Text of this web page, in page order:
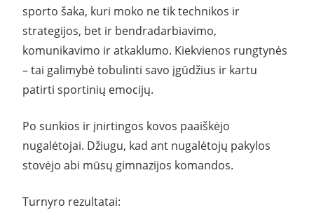
sporto šaka, kuri moko ne tik technikos ir
strategijos, bet ir bendradarbiavimo,
komunikavimo ir atkaklumo. Kiekvienos rungtynės
– tai galimybė tobulinti savo įgūdžius ir kartu
patirti sportinių emocijų.
Po sunkios ir įnirtingos kovos paaiškėjo
nugalėtojai. Džiugu, kad ant nugalėtojų pakylos
stovėjo abi mūsų gimnazijos komandos.
Turnyro rezultatai: